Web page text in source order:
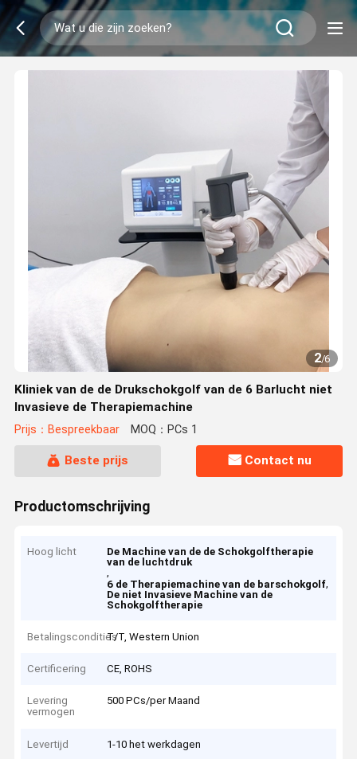
2/6
Kliniek van de de Drukschokgolf van de 6 Barlucht niet
Invasieve de Therapiemachine
Prijs：Bespreekbaar MOQ：PCs 1
Beste prijs Contact nu
Productomschrijving
Hoog licht
De Machine van de de Schokgolftherapie
van de luchtdruk
,
6 de Therapiemachine van de barschokgolf,
De niet Invasieve Machine van de
Schokgolftherapie
BetalingsconditiesT/T, Western Union
Certificering CE, ROHS
Levering
vermogen
500 PCs/per Maand
Levertijd 1-10 het werkdagen